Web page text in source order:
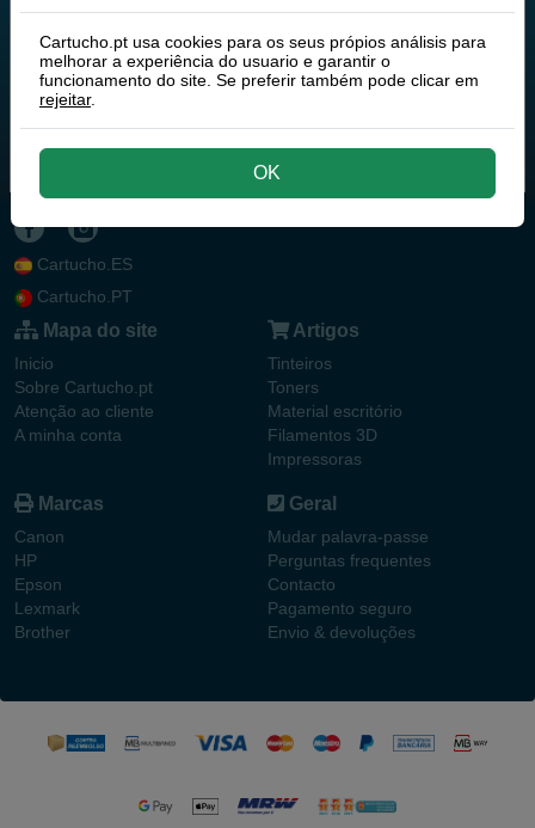
Cartucho.ES
Cartucho.PT
Mapa do site
Inicio
Sobre Cartucho.pt
Atenção ao cliente
A minha conta
Artigos
Tinteiros
Toners
Material escritório
Filamentos 3D
Impressoras
Marcas
Canon
HP
Epson
Lexmark
Brother
Geral
Mudar palavra-passe
Perguntas frequentes
Contacto
Pagamento seguro
Envio & devoluções
Cartucho.pt usa cookies para os seus própios análisis para
melhorar a experiência do usuario e garantir o
funcionamento do site. Se preferir também pode clicar em
rejeitar.
OK